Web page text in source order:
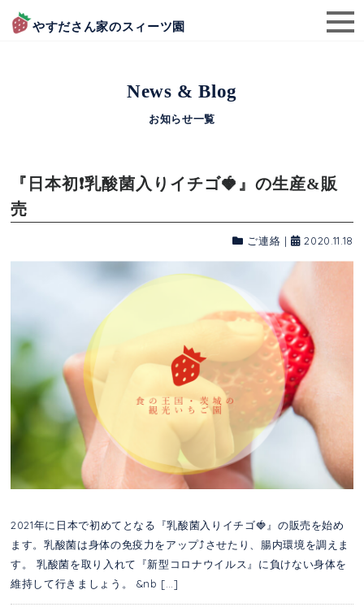
やすださん家のスィーツ園
News & Blog
お知らせ一覧
『日本初❗乳酸菌入りイチゴ🍓』の生産&販
売
ご連絡 | 2020.11.18
2021年に日本で初めてとなる『乳酸菌入りイチゴ🍓』の販売を始め
ます。乳酸菌は身体の免疫力をアップ⤴️させたり、腸内環境を調えま
す。 乳酸菌を取り入れて『新型コロナウイルス』に負けない身体を
維持して行きましょう。 &nb […]